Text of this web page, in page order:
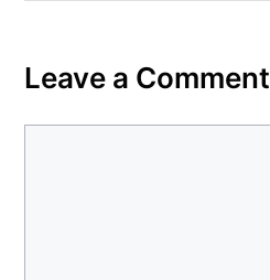
Leave a Comment